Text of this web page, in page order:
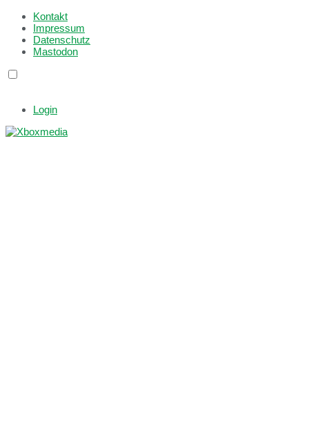
Kontakt
Impressum
Datenschutz
Mastodon
Login